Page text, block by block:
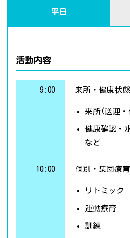
平日
活動内容
9:00 来所・健康状
来所(送迎・
健康確認・
など
10:00 個別・集団療
リトミック
運動療育
訓練